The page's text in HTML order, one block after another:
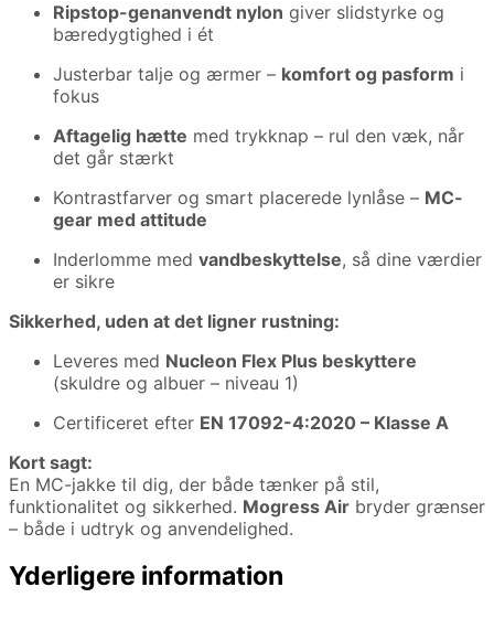
Ripstop-genanvendt nylon giver slidstyrke og
bæredygtighed i ét
Justerbar talje og ærmer – komfort og pasform i
fokus
Aftagelig hætte med trykknap – rul den væk, når
det går stærkt
Kontrastfarver og smart placerede lynlåse – MC-
gear med attitude
Inderlomme med vandbeskyttelse, så dine værdier
er sikre
Sikkerhed, uden at det ligner rustning:
Leveres med Nucleon Flex Plus beskyttere
(skuldre og albuer – niveau 1)
Certificeret efter EN 17092-4:2020 – Klasse A
Kort sagt:
En MC-jakke til dig, der både tænker på stil,
funktionalitet og sikkerhed. Mogress Air bryder grænser
– både i udtryk og anvendelighed.
Yderligere information